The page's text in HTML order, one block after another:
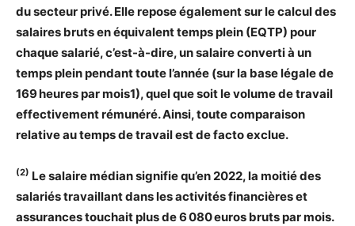
du secteur privé. Elle repose également sur le calcul des
salaires bruts en équivalent temps plein (EQTP) pour
chaque salarié, c’est-à-dire, un salaire converti à un
temps plein pendant toute l’année (sur la base légale de
169 heures par mois1), quel que soit le volume de travail
effectivement rémunéré. Ainsi, toute comparaison
relative au temps de travail est de facto exclue.
(2) Le salaire médian signifie qu’en 2022, la moitié des
salariés travaillant dans les activités financières et
assurances touchait plus de 6 080 euros bruts par mois.